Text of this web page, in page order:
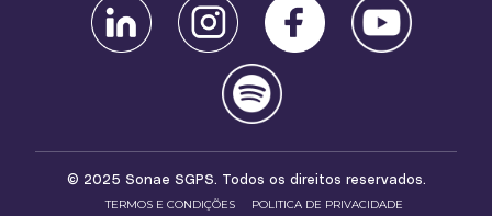
© 2025 Sonae SGPS. Todos os direitos reservados.
TERMOS E CONDIÇÕES
POLITICA DE PRIVACIDADE